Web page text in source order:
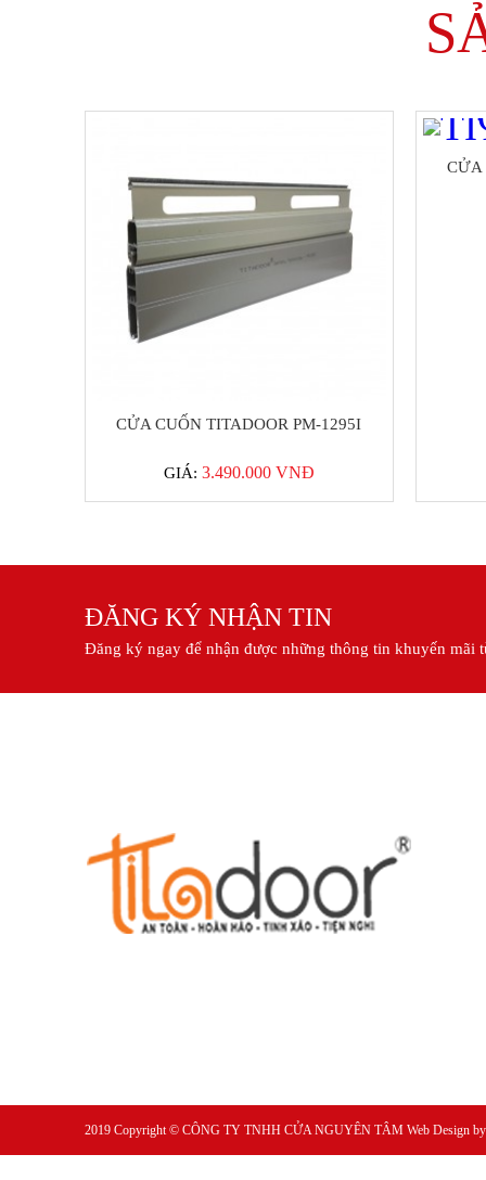
CỬA CUỐN TITADOOR PM-1295I
GIÁ: 3.490.000 VNĐ
CỬA
ĐĂNG KÝ NHẬN TIN
Đăng ký ngay để nhận được những thông tin khuyến mãi
2019 Copyright © CÔNG TY TNHH CỬA NGUYÊN TÂM Web Design